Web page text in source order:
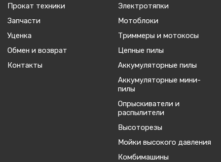
Прокат техники
Запчасти
Уценка
Обмен и возврат
Контакты
Электротяпки
Мотоблоки
Триммеры и мотокосы
Цепные пилы
Аккумуляторные пилы
Аккумуляторные мини-
пилы
Опрыскиватели и
распылители
Высоторезы
Мойки высокого давления
Комбимашины